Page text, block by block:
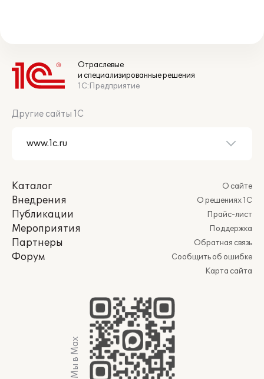
Отраслевые
и специализированные решения
1С:Предприятие
Другие сайты 1С
Каталог
Внедрения
Публикации
Мероприятия
Партнеры
Форум
О сайте
О решениях 1С
Прайс-лист
Поддержка
Обратная связь
Сообщить об ошибке
Карта сайта
Мы в Max